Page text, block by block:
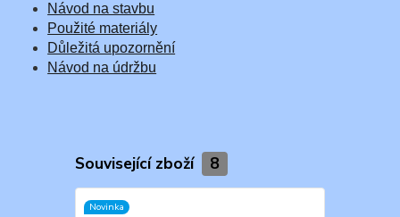
Návod na stavbu
Použité materiály
Důležitá upozornění
Návod na údržbu
Související zboží 8
Novinka